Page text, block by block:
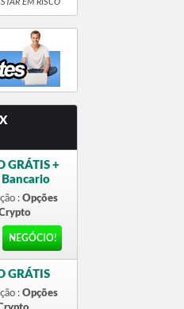
EM RISCO
GRÁTIS +
: Opções
NEGÓCIO!
GRÁTIS
: Opções